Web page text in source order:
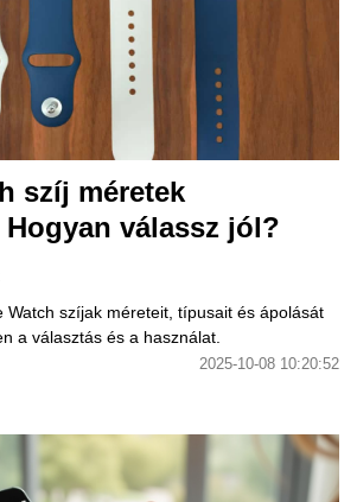
szíj méretek
Hogyan válassz jól?
Watch szíjak méreteit, típusait és ápolását
a választás és a használat.
2025-10-08 10:20:52